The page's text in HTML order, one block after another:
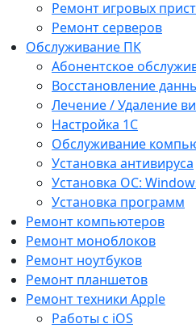
Ремонт игровых
Ремонт серверов
Обслуживание ПК
Абонентское
Восстановление
Лечение / Удаление
Настройка 1С
Обслуживание
Установка антивируса
Установка ОС:
Установка программ
Ремонт компьютеров
Ремонт моноблоков
Ремонт ноутбуков
Ремонт планшетов
Ремонт техники Apple
Работы с iOS